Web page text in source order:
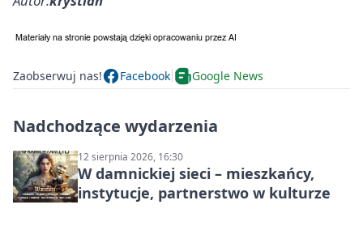
Zaobserwuj nas! Facebook Google News
Nadchodzące wydarzenia
12 sierpnia 2026, 16:30
W damnickiej sieci – mieszkańcy,
instytucje, partnerstwo w kulturze